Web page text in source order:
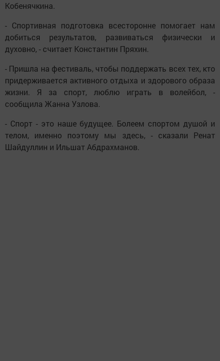
Кобенячкина.
- Спортивная подготовка всесторонне помогает нам
добиться результатов, развиваться физически и
духовно, - считает Константин Пряхин.
- Пришла на фестиваль, чтобы поддержать всех тех, кто
придерживается активного отдыха и здорового образа
жизни. Я за спорт, люблю играть в волейбол, -
сообщила Жанна Узлова.
- Спорт - это наше будущее. Болеем спортом душой и
телом, именно поэтому мы здесь, - сказали Ренат
Шайдуллин и Ильшат Абдрахманов.